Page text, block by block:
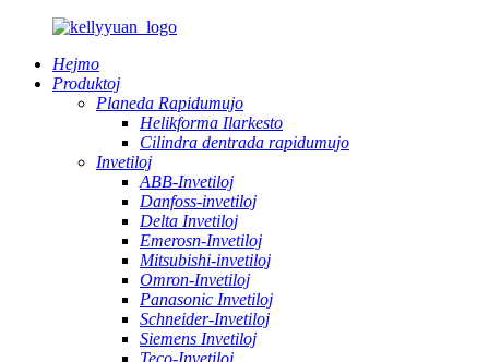
Hejmo
Produktoj
Planeda Rapidumujo
Helikforma Ilarkesto
Cilindra dentrada rapidumujo
Invetiloj
ABB-Invetiloj
Danfoss-invetiloj
Delta Invetiloj
Emerosn-Invetiloj
Mitsubishi-invetiloj
Omron-Invetiloj
Panasonic Invetiloj
Schneider-Invetiloj
Siemens Invetiloj
Teco-Invetiloj